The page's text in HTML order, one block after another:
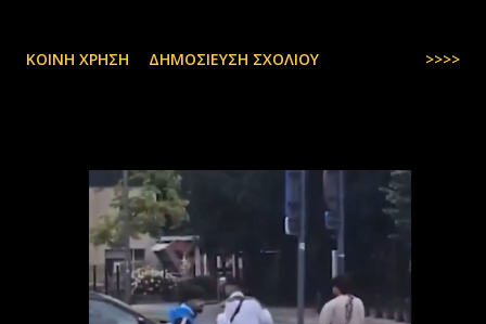
ΚΟΙΝΉ ΧΡΉΣΗ ΔΗΜΟΣΊΕΥΣΗ ΣΧΟΛΊΟΥ >>>>